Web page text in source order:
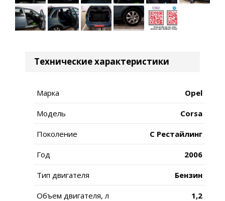
Технические характеристики
Марка Opel
Модель Corsa
Поколение C Рестайлинг
Год 2006
Тип двигателя Бензин
Объем двигателя, л 1,2